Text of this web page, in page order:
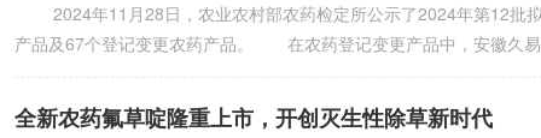
2024年11月28日，农业农村部农药检定所公示了2024年第12批拟
产品及67个登记变更农药产品。 在农药登记变更产品中，安徽久易
全新农药氟草啶隆重上市，开创灭生性除草新时代